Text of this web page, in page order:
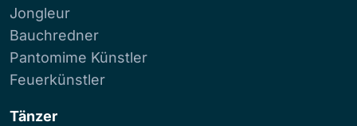
Jongleur
Bauchredner
Pantomime Künstler
Feuerkünstler
Tänzer